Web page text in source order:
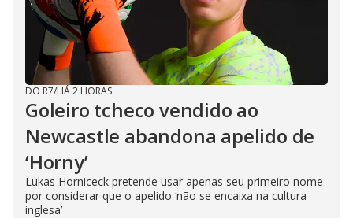
DO R7/HÁ 2 HORAS
Goleiro tcheco vendido ao
Newcastle abandona apelido de
‘Horny’
Lukas Horniceck pretende usar apenas seu primeiro nome
por considerar que o apelido ‘não se encaixa na cultura
inglesa’